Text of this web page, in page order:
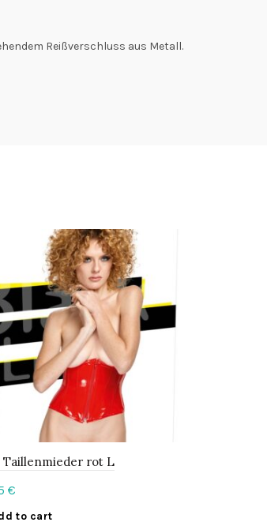
Reißverschluss aus Metall.
Taillenmieder rot L
€
to cart